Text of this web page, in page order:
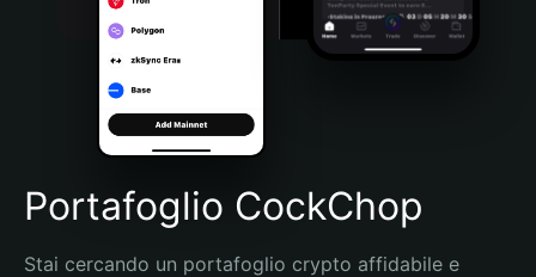
Português (Brasil)
Español (Argentina)
Portafoglio CockChop
Stai cercando un portafoglio crypto affidabile e